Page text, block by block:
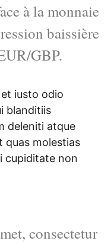
à la monnaie
baissière
GBP.
iusto odio
blanditiis
deleniti atque
quas molestias
cupiditate non
consectetur